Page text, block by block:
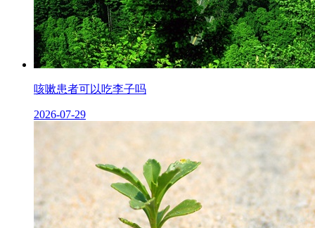
咳嗽患者可以吃李子吗
2026-07-29